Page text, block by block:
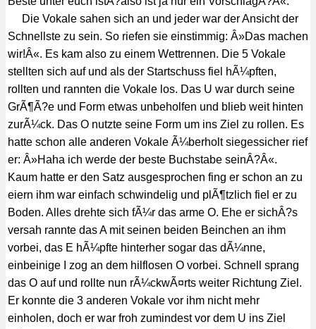
Die Vokale sahen sich an und jeder war der Ansicht der
Schnellste zu sein. So riefen sie einstimmig: Â»Das machen
wir!Â«. Es kam also zu einem Wettrennen. Die 5 Vokale
stellten sich auf und als der Startschuss fiel hÃ¼pften,
rollten und rannten die Vokale los. Das U war durch seine
GrÃ¶Ã?e und Form etwas unbeholfen und blieb weit hinten
zurÃ¼ck. Das O nutzte seine Form um ins Ziel zu rollen. Es
hatte schon alle anderen Vokale Ã¼berholt siegessicher rief
er: Â»Haha ich werde der beste Buchstabe seinÂ?Â«.
Kaum hatte er den Satz ausgesprochen fing er schon an zu
eiern ihm war einfach schwindelig und plÃ¶tzlich fiel er zu
Boden. Alles drehte sich fÃ¼r das arme O. Ehe er sichÂ?s
versah rannte das A mit seinen beiden Beinchen an ihm
vorbei, das E hÃ¼pfte hinterher sogar das dÃ¼nne,
einbeinige I zog an dem hilflosen O vorbei. Schnell sprang
das O auf und rollte nun rÃ¼ckwÃ¤rts weiter Richtung Ziel.
Er konnte die 3 anderen Vokale vor ihm nicht mehr
einholen, doch er war froh zumindest vor dem U ins Ziel